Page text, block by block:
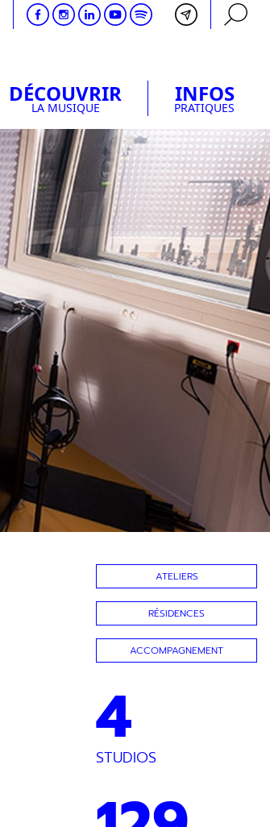
DÉCOUVRIR
LA MUSIQUE
INFOS
PRATIQUES
ATELIERS
RÉSIDENCES
ACCOMPAGNEMENT
4
STUDIOS
RECHERCHE